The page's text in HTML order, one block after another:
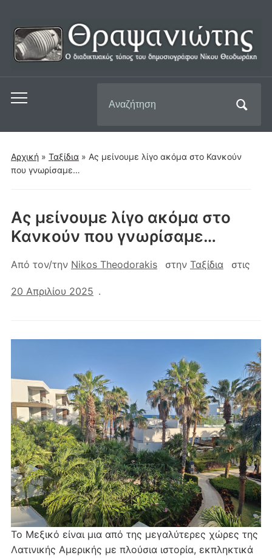
Εναλλαγή
μενού
για
κινητά
για:
Αρχική » Ταξίδια » Ας μείνουμε λίγο ακόμα στο Κανκούν
που γνωρίσαμε…
Ας μείνουμε λίγο ακόμα στο
Κανκούν που γνωρίσαμε…
Από τον/την Nikos Theodorakis στην Ταξίδια στις
20 Απριλίου 2025 .
Το Μεξικό είναι μια από της μεγαλύτερες χώρες της
Λατινικής Αμερικής με πλούσια ιστορία, εκπληκτικά